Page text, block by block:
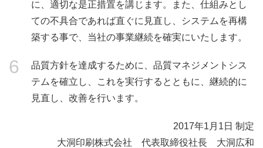
に、適切な是正措置を講じます。また、仕組みとし
ての不具合であれば直ぐに見直し、システムを再構
築する事で、当社の事業継続を確実にいたします。
6
品質方針を達成するために、品質マネジメントシス
テムを確立し、これを実行するとともに、継続的に
見直し、改善を行います。
2017年1月1日 制定
大洞印刷株式会社 代表取締役社長 大洞広和